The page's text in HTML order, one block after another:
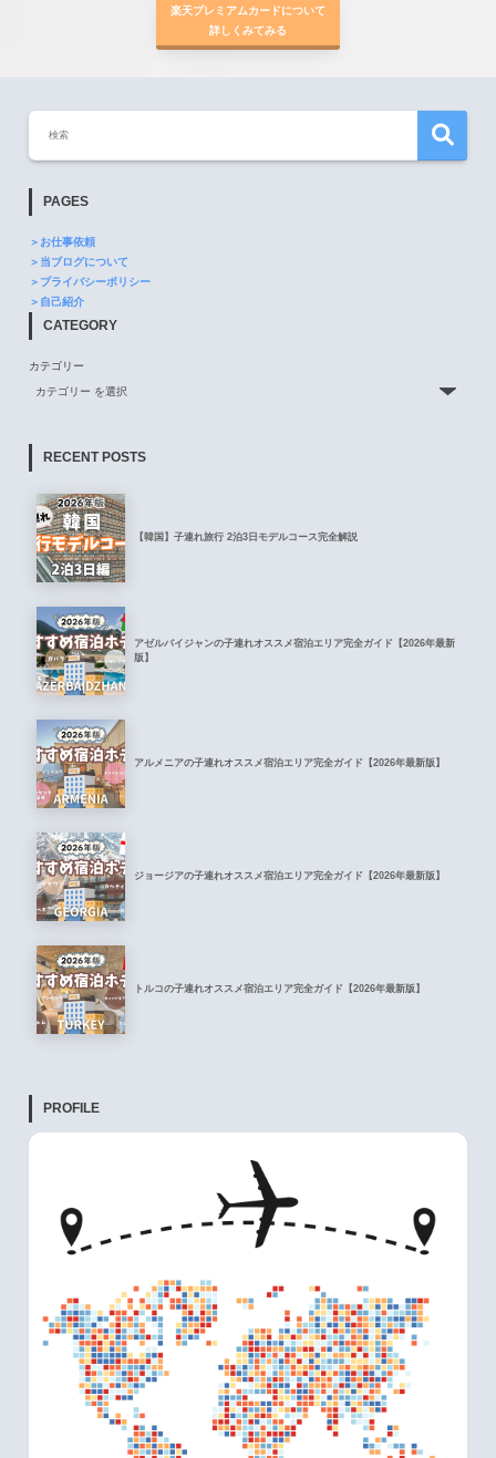
楽天プレミアムカードについて
詳しくみてみる
PAGES
＞お仕事依頼
＞当ブログについて
＞プライバシーポリシー
＞自己紹介
CATEGORY
カテゴリー
RECENT POSTS
【韓国】子連れ旅行 2泊3日モデルコース完全解説
アゼルバイジャンの子連れオススメ宿泊エリア完全ガイド【2026年最新
版】
アルメニアの子連れオススメ宿泊エリア完全ガイド【2026年最新版】
ジョージアの子連れオススメ宿泊エリア完全ガイド【2026年最新版】
トルコの子連れオススメ宿泊エリア完全ガイド【2026年最新版】
PROFILE